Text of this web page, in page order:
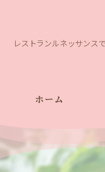
レストランルネッサンス
ホーム